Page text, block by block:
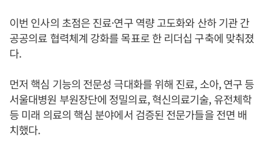
이번 인사의 초점은 진료·연구 역량 고도화와 산하 기관 간
공공의료 협력체계 강화를 목표로 한 리더십 구축에 맞춰졌
다.
먼저 핵심 기능의 전문성 극대화를 위해 진료, 소아, 연구 등
서울대병원 부원장단에 정밀의료, 혁신의료기술, 유전체학
등 미래 의료의 핵심 분야에서 검증된 전문가들을 전면 배
치했다.